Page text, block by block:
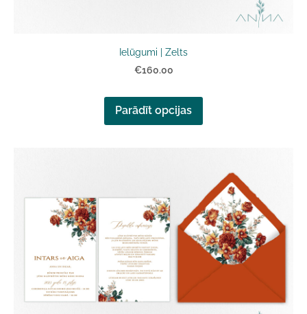
Ielūgumi | Zelts
€160.00
Parādīt opcijas